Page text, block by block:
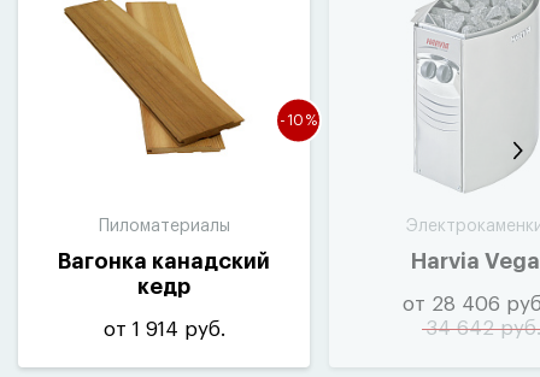
-10%
Пиломатериалы
Вагонка канадский
кедр
от 1 914 руб.
Harvia Vega
от 28 406
34 642 руб.